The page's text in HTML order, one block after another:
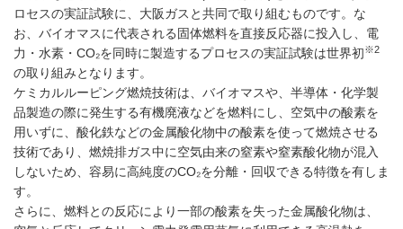
ロセスの実証試験に、大阪ガスと共同で取り組むものです。な
お、バイオマスに代表される固体燃料を直接反応器に投入し、電
力・水素・CO₂を同時に製造するプロセスの実証試験は世界初※2
の取り組みとなります。
ケミカルルーピング燃焼技術は、バイオマスや、半導体・化学製
品製造の際に発生する有機廃液などを燃料にし、空気中の酸素を
用いずに、酸化鉄などの金属酸化物中の酸素を使って燃焼させる
技術であり、燃焼排ガス中に空気由来の窒素や窒素酸化物が混入
しないため、容易に高純度のCO₂を分離・回収できる特徴を有しま
す。
さらに、燃料との反応により一部の酸素を失った金属酸化物は、